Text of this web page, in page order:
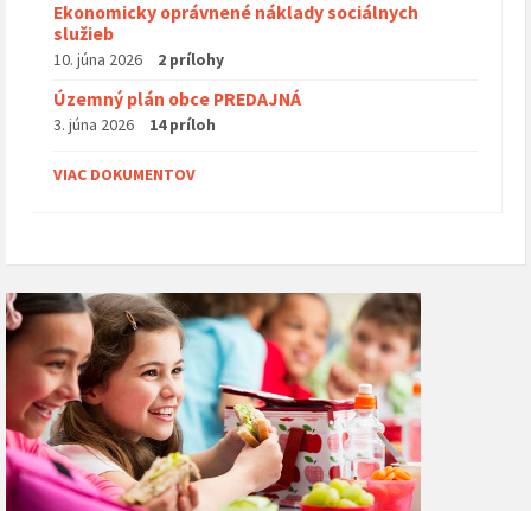
Ekonomicky oprávnené náklady sociálnych
služieb
10. júna 2026 2 prílohy
Územný plán obce PREDAJNÁ
3. júna 2026 14 príloh
VIAC DOKUMENTOV